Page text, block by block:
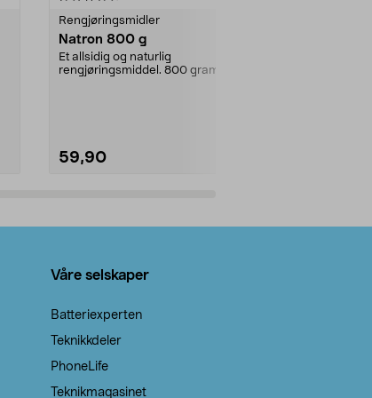
Rengjøringsmidler
Natron 800 g
Et allsidig og naturlig
rengjøringsmiddel. 800 gram
59,90
Våre selskaper
Batteriexperten
Teknikkdeler
PhoneLife
Teknikmagasinet